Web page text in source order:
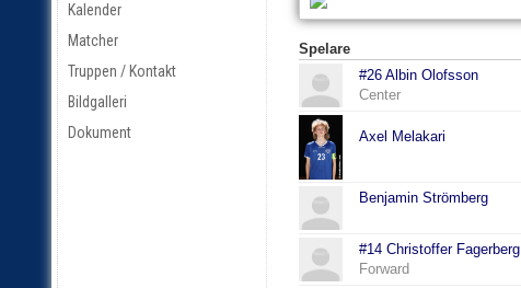
Kalender
Matcher
Truppen / Kontakt
Bildgalleri
Dokument
Spelare
#26 Albin Olofsson
Center
Axel Melakari
Benjamin Strömberg
#14 Christoffer Fagerberg
Forward